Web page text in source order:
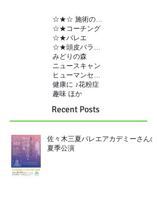
☆★コーチング
☆★バレエ
みどりの森
ニュースキャン
健康に ♪花粉症
趣味 ほか
Recent Posts
佐々木三夏バレエアカデミーさんの
夏季公演